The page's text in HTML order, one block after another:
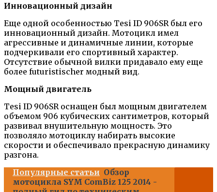
Инновационный дизайн
Еще одной особенностью Tesi ID 906SR был его
инновационный дизайн. Мотоцикл имел
агрессивные и динамичные линии, которые
подчеркивали его спортивный характер.
Отсутствие обычной вилки придавало ему еще
более futuristischer модный вид.
Мощный двигатель
Tesi ID 906SR оснащен был мощным двигателем
объемом 906 кубических сантиметров, который
развивал внушительную мощность. Это
позволяло мотоциклу набирать высокие
скорости и обеспечивало прекрасную динамику
разгона.
Популярные статьи Обзор
мотоцикла SYM ComBiz 125 2014 -